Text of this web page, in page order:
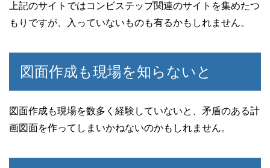
上記のサイトではコンビステップ関連のサイトを集めたつ
もりですが、入っていないものも有るかもしれません。
図面作成も現場を知らないと
図面作成も現場を数多く経験していないと、矛盾のある計
画図面を作ってしまいかねないのかもしれません。